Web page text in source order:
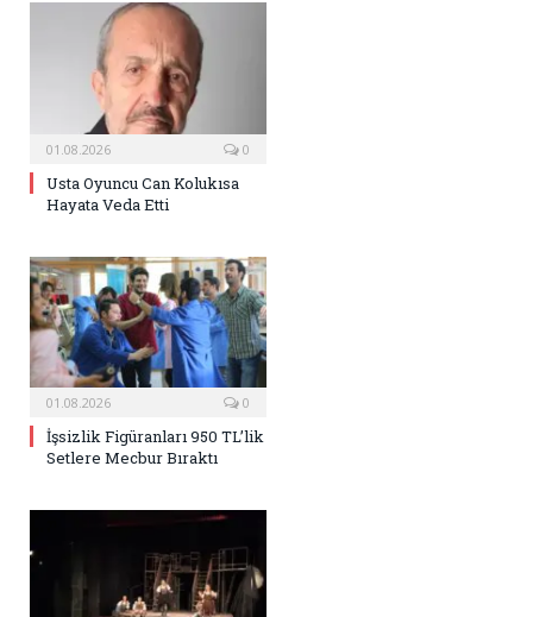
01.08.2026 0
Usta Oyuncu Can Kolukısa
Hayata Veda Etti
01.08.2026 0
İşsizlik Figüranları 950 TL’lik
Setlere Mecbur Bıraktı